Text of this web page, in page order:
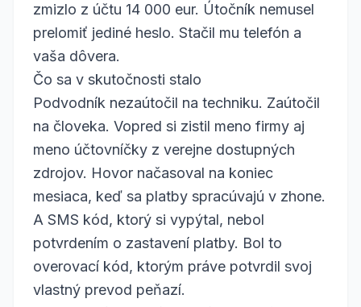
zmizlo z účtu 14 000 eur. Útočník nemusel
prelomiť jediné heslo. Stačil mu telefón a
vaša dôvera.
Čo sa v skutočnosti stalo
Podvodník nezaútočil na techniku. Zaútočil
na človeka. Vopred si zistil meno firmy aj
meno účtovníčky z verejne dostupných
zdrojov. Hovor načasoval na koniec
mesiaca, keď sa platby spracúvajú v zhone.
A SMS kód, ktorý si vypýtal, nebol
potvrdením o zastavení platby. Bol to
overovací kód, ktorým práve potvrdil svoj
vlastný prevod peňazí.